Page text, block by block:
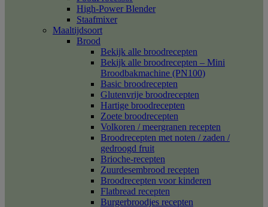
High-Power Blender
Staafmixer
Maaltijdsoort
Brood
Bekijk alle broodrecepten
Bekijk alle broodrecepten – Mini
Broodbakmachine (PN100)
Basic broodrecepten
Glutenvrije broodrecepten
Hartige broodrecepten
Zoete broodrecepten
Volkoren / meergranen recepten
Broodrecepten met noten / zaden /
gedroogd fruit
Brioche-recepten
Zuurdesembrood recepten
Broodrecepten voor kinderen
Flatbread recepten
Burgerbroodjes recepten